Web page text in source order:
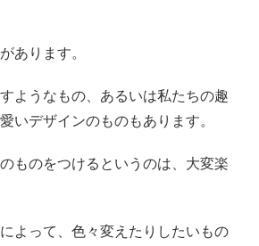
あります。
ようなもの、あるいは私たちの趣
いデザインのものもあります。
ものをつけるというのは、大変楽
よって、色々変えたりしたいもの